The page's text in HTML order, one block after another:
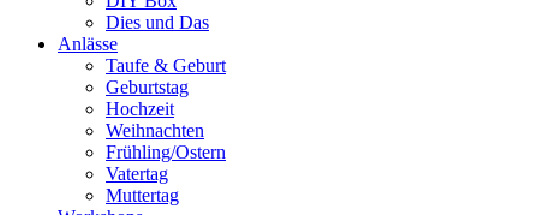
Dies und Das
Anlässe
Taufe & Geburt
Geburtstag
Hochzeit
Weihnachten
Frühling/Ostern
Vatertag
Muttertag